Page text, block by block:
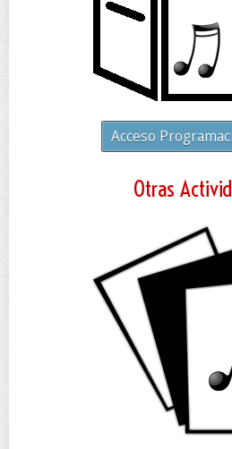
Acceso
Otras